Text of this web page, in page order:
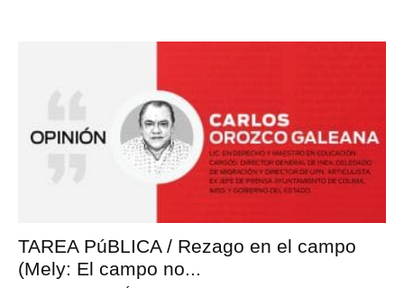
TAREA PúBLICA / Rezago en el campo
(Mely: El campo no...